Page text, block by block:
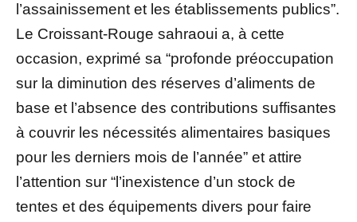
l’assainissement et les établissements publics”.
Le Croissant-Rouge sahraoui a, à cette
occasion, exprimé sa “profonde préoccupation
sur la diminution des réserves d’aliments de
base et l’absence des contributions suffisantes
à couvrir les nécessités alimentaires basiques
pour les derniers mois de l’année” et attire
l’attention sur “l’inexistence d’un stock de
tentes et des équipements divers pour faire